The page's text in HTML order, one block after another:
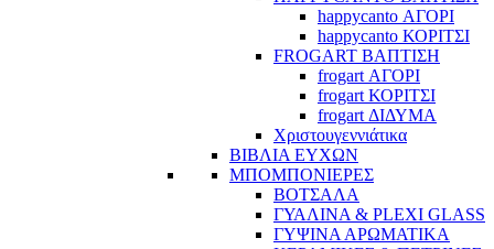
happycanto ΑΓΟΡΙ
happycanto ΚΟΡΙΤΣΙ
FROGART ΒΑΠΤΙΣΗ
frogart ΑΓΟΡΙ
frogart ΚΟΡΙΤΣΙ
frogart ΔΙΔΥΜΑ
Χριστουγεννιάτικα
ΒΙΒΛΙΑ ΕΥΧΩΝ
ΜΠΟΜΠΟΝΙΕΡΕΣ
ΒΟΤΣΑΛΑ
ΓΥΑΛΙΝΑ & PLEXI GLASS
ΓΥΨΙΝΑ ΑΡΩΜΑΤΙΚΑ